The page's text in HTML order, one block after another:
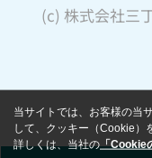
(c) 株式会社三
当サイトでは、お客様の当
して、クッキー（Cookie）
詳しくは、当社の「Cookie